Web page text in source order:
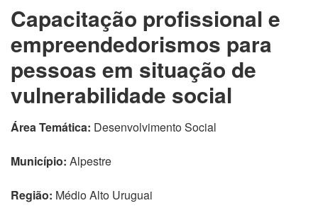
para
busca
Capacitação profissional e
empreendedorismos para
pessoas em situação de
vulnerabilidade social
Área Temática: Desenvolvimento Social
Município: Alpestre
Região: Médio Alto Uruguai